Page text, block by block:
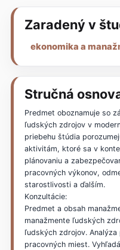
Zaradený v
ekonomika a
Stručná
Predmet oboznamuje so
ľudských zdrojov v
priebehu štúdia
aktivitám, ktoré sa v
plánovaniu a
pracovných výkonov,
starostlivosti a ďalším.
Konzultácie:
Predmet a obsah
manažmente ľudských
ľudských zdrojov.
pracovných miest.